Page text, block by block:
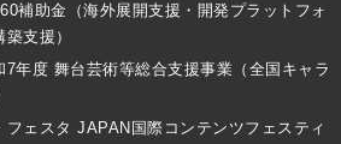
補助金（海外展開支援・開発プラットフォ
支援）
7年度 舞台芸術等総合支援事業（全国キャラ
フェスタ JAPAN国際コンテンツフェスティ